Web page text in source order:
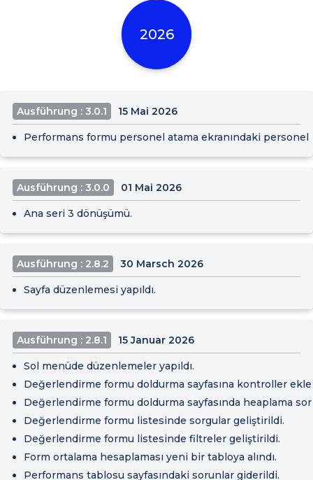
2026
Ausführung : 3.0.1 15 Mai 2026
Performans formu personel atama ekranındaki personel
Ausführung : 3.0.0 01 Mai 2026
Ana seri 3 dönüşümü.
Ausführung : 2.8.2 30 Marsch 2026
Sayfa düzenlemesi yapıldı.
Ausführung : 2.8.1 15 Januar 2026
Sol menüde düzenlemeler yapıldı.
Değerlendirme formu doldurma sayfasına kontroller
Değerlendirme formu doldurma sayfasında heaplama
Değerlendirme formu listesinde sorgular geliştirildi.
Değerlendirme formu listesinde filtreler geliştirildi.
Form ortalama hesaplaması yeni bir tabloya alındı.
Performans tablosu sayfasındaki sorunlar giderildi.